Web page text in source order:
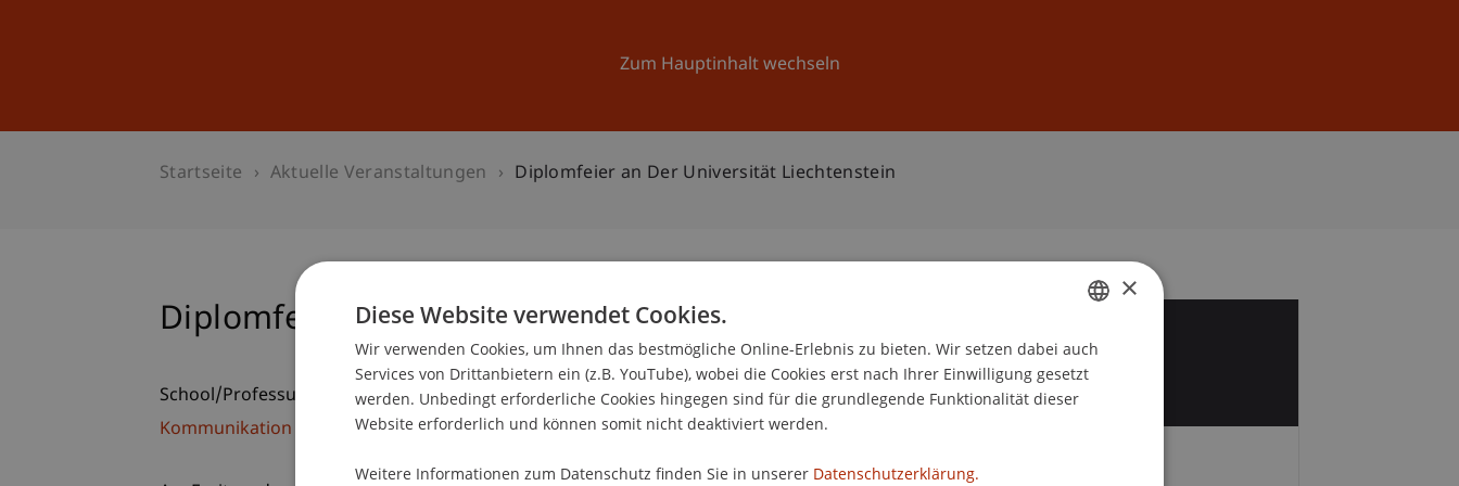
Zum Hauptinhalt wechseln
Universität Aktuelles
Startseite Aktuelle Veranstaltungen Diplomfeier an Der Universität Liechtenstein
Diplomfeier an der Universität Liechtenstein
School/Professur:
Kommunikation und Marketing
04
Apr
GERMAN
ENGLISH
×
Diese Website verwendet Cookies.
Wir verwenden Cookies, um Ihnen das bestmögliche Online-Erlebnis zu bieten. Wir setzen dabei auch
Services von Drittanbietern ein (z.B. YouTube), wobei die Cookies erst nach Ihrer Einwilligung gesetzt
werden. Unbedingt erforderliche Cookies hingegen sind für die grundlegende Funktionalität dieser
Website erforderlich und können somit nicht deaktiviert werden.
Weitere Informationen zum Datenschutz finden Sie in unserer Datenschutzerklärung.